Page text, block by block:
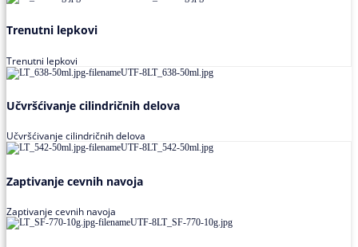
Trenutni lepkovi
Trenutni lepkovi
Učvršćivanje cilindričnih delova
Učvršćivanje cilindričnih delova
Zaptivanje cevnih navoja
Zaptivanje cevnih navoja